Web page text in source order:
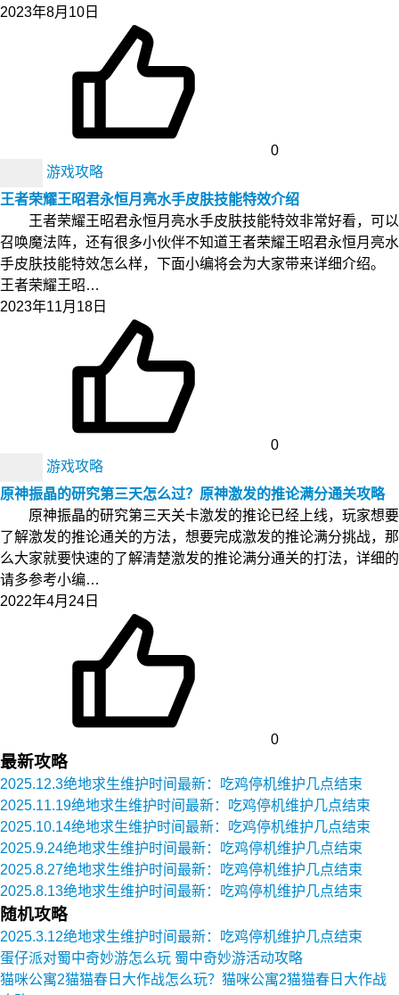
2023年8月10日
0
游戏攻略
王者荣耀王昭君永恒月亮水手皮肤技能特效介绍
王者荣耀王昭君永恒月亮水手皮肤技能特效非常好看，可以
召唤魔法阵，还有很多小伙伴不知道王者荣耀王昭君永恒月亮水
手皮肤技能特效怎么样，下面小编将会为大家带来详细介绍。
王者荣耀王昭…
2023年11月18日
0
游戏攻略
原神振晶的研究第三天怎么过？原神激发的推论满分通关攻略
原神振晶的研究第三天关卡激发的推论已经上线，玩家想要
了解激发的推论通关的方法，想要完成激发的推论满分挑战，那
么大家就要快速的了解清楚激发的推论满分通关的打法，详细的
请多参考小编…
2022年4月24日
0
最新攻略
2025.12.3绝地求生维护时间最新：吃鸡停机维护几点结束
2025.11.19绝地求生维护时间最新：吃鸡停机维护几点结束
2025.10.14绝地求生维护时间最新：吃鸡停机维护几点结束
2025.9.24绝地求生维护时间最新：吃鸡停机维护几点结束
2025.8.27绝地求生维护时间最新：吃鸡停机维护几点结束
2025.8.13绝地求生维护时间最新：吃鸡停机维护几点结束
随机攻略
2025.3.12绝地求生维护时间最新：吃鸡停机维护几点结束
蛋仔派对蜀中奇妙游怎么玩 蜀中奇妙游活动攻略
猫咪公寓2猫猫春日大作战怎么玩？猫咪公寓2猫猫春日大作战